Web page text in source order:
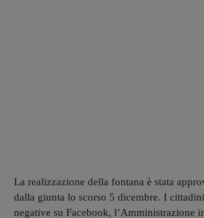
La realizzazione della fontana è stata
dalla giunta lo scorso 5 dicembre. I
negative su Facebook, l’Amministrazione